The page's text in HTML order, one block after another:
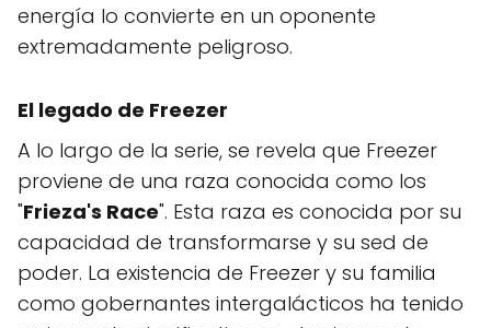
energía lo convierte en un oponente
extremadamente peligroso.
El legado de Freezer
A lo largo de la serie, se revela que Freezer
proviene de una raza conocida como los
"Frieza's Race". Esta raza es conocida por su
capacidad de transformarse y su sed de
poder. La existencia de Freezer y su familia
como gobernantes intergalácticos ha tenido